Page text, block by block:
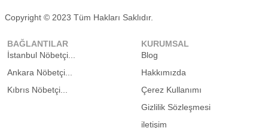
Copyright © 2023 Tüm Hakları Saklıdır.
BAĞLANTILAR
İstanbul Nöbetçi...
Ankara Nöbetçi...
Kıbrıs Nöbetçi...
KURUMSAL
Blog
Hakkımızda
Çerez Kullanımı
Gizlilik Sözleşmesi
iletişim